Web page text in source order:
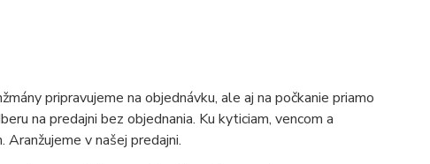
pripravujeme na objednávku, ale aj na počkanie priamo
na predajni bez objednania. Ku kyticiam, vencom a
v našej predajni.